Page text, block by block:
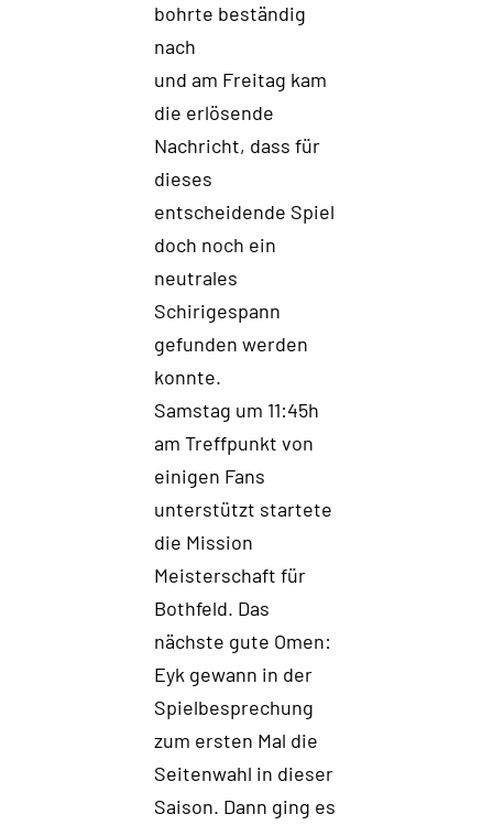
bohrte beständig
nach
und am Freitag kam
die erlösende
Nachricht, dass für
dieses
entscheidende Spiel
doch noch ein
neutrales
Schirigespann
gefunden werden
konnte.
Samstag um 11:45h
am Treffpunkt von
einigen Fans
unterstützt startete
die Mission
Meisterschaft für
Bothfeld. Das
nächste gute Omen:
Eyk gewann in der
Spielbesprechung
zum ersten Mal die
Seitenwahl in dieser
Saison. Dann ging es